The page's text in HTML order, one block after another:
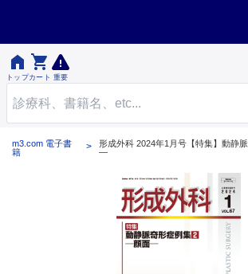

トップ

カート 重要
m3.com 電子書
籍
形成外科 2024年1月号【特集】動静
―